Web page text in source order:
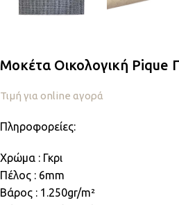
Μοκέτα Οικολογική Pique
Τιμή για online αγορά
Πληροφορείες:
Χρώμα : Γκρι
Πέλος : 6mm
Βάρος : 1.250gr/m²